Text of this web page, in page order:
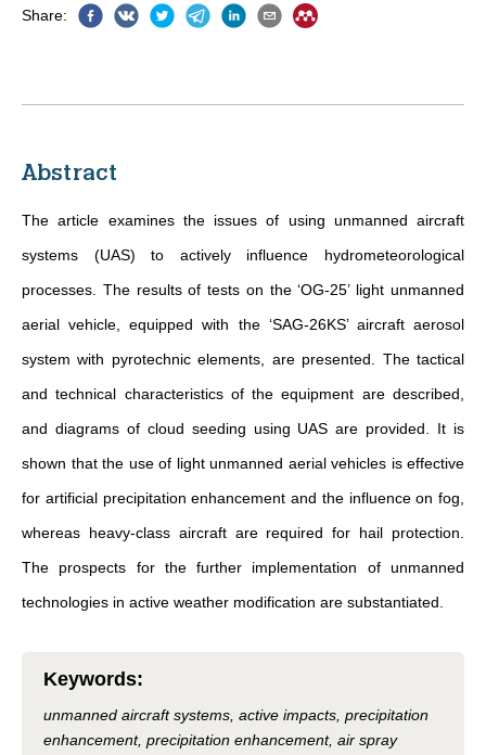
Share:
Abstract
The article examines the issues of using unmanned aircraft
systems (UAS) to actively influence hydrometeorological
processes. The results of tests on the ‘OG-25’ light unmanned
aerial vehicle, equipped with the ‘SAG-26KS’ aircraft aerosol
system with pyrotechnic elements, are presented. The tactical
and technical characteristics of the equipment are described,
and diagrams of cloud seeding using UAS are provided. It is
shown that the use of light unmanned aerial vehicles is effective
for artificial precipitation enhancement and the influence on fog,
whereas heavy-class aircraft are required for hail protection.
The prospects for the further implementation of unmanned
technologies in active weather modification are substantiated.
Keywords:
unmanned aircraft systems, active impacts, precipitation
enhancement, precipitation enhancement, air spray